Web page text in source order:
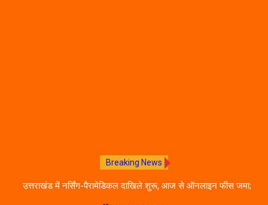
Breaking News
उत्तराखंड में नर्सिंग-पैरामेडिकल दाखिले शुरू, आज से ऑनलाइन फीस जमा;